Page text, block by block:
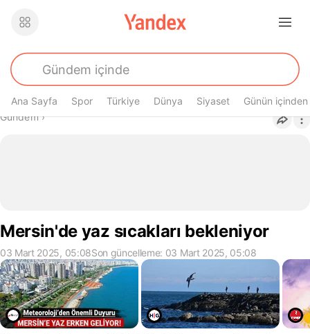
Ana Sayfa Spor Türkiye Dünya Siyaset Günün içinden
Buradasın
Gündem›
Mersin'de yaz sıcakları bekleniyor
03 Mart 2025, 05:08Son güncelleme: 03 Mart 2025, 05:08